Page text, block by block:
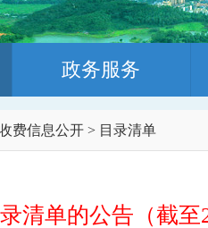
政务服务
费信息公开 > 目录清单
清单的公告（截至